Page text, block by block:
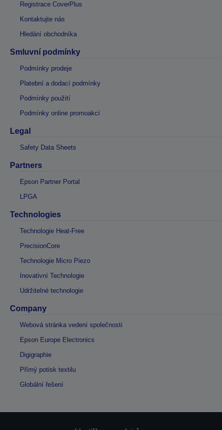
Registrace CoverPlus
Kontaktujte nás
Hledání obchodníka
Smluvní podmínky
Podmínky prodeje
Platební a dodací podmínky
Podmínky použití
Podmínky online promoakcí
Legal
Safety Data Sheets
Partners
Epson Partner Portal
LPGA
Technologies
Technologie Heat-Free
PrecisionCore
Technologie Micro Piezo
Inovativní Technologie
Udržitelné technologie
Company
Webová stránka vedení společnosti
Epson Europe Electronics
Digigraphie
Přímý potisk textilu
Globální řešení